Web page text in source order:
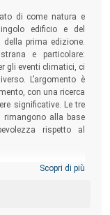
che sempre
cerca di
(architettura,
ed ecologia
e selvicoltura;
e storia;
a sistema un
gestione e la
dà voce agli
propositivamente
di come natura e
edificio e del
prima edizione.
e particolare:
gli eventi climatici, ci
L’argomento è
con una ricerca
significative. Le tre
rimangono alla base
rispetto al
Scopri di più